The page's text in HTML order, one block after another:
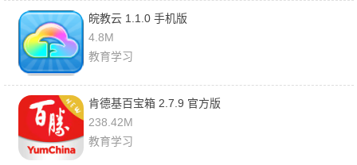
皖教云 1.1.0 手机版
4.8M
教育学习
肯德基百宝箱 2.7.9 官方版
238.42M
教育学习